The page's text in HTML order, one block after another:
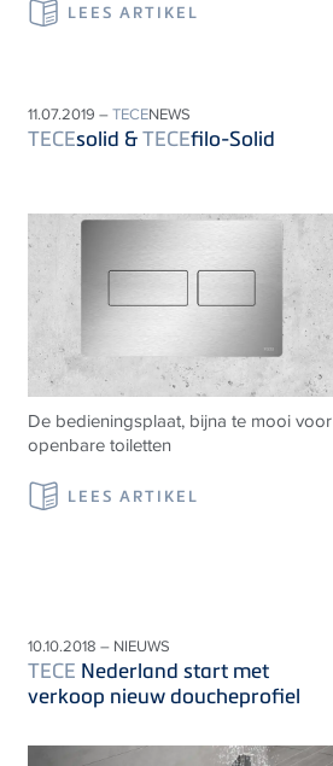
LEES ARTIKEL
11.07.2019 –TECENEWS
TECEsolid &TECEfilo-Solid
De bedieningsplaat, bijna te mooi voor
openbare toiletten
LEES ARTIKEL
10.10.2018 – NIEUWS
TECE Nederland start met
verkoop nieuw doucheprofiel